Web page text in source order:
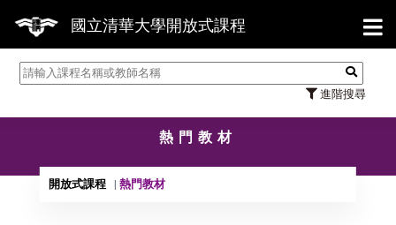
國立清華大學開放式課程
進階搜尋
【
熱門教材
開放式課程 熱門教材